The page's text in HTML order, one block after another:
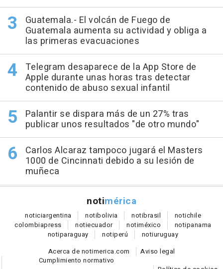
Guatemala.- El volcán de Fuego de
Guatemala aumenta su actividad y obliga a
las primeras evacuaciones
Telegram desaparece de la App Store de
Apple durante unas horas tras detectar
contenido de abuso sexual infantil
Palantir se dispara más de un 27% tras
publicar unos resultados "de otro mundo"
Carlos Alcaraz tampoco jugará el Masters
1000 de Cincinnati debido a su lesión de
muñeca
notimérica
noticiargentina notibolivia notibrasil notichile
colombiapress notiecuador notiméxico notipanama
notiparaguay notiperú notiuruguay
Acerca de notimerica.com
Aviso legal
Cumplimiento normativo